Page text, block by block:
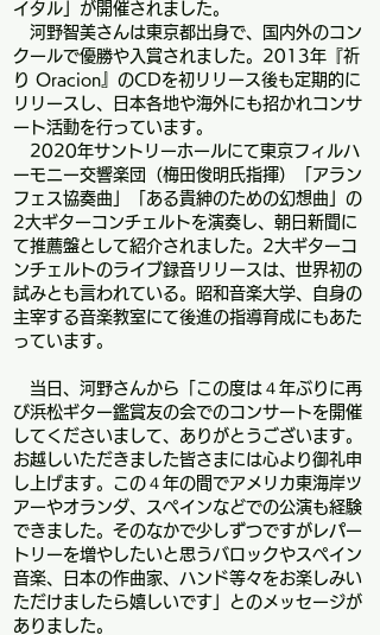
イタル」が開催されました。
河野智美さんは東京都出身で、国内外のコン
クールで優勝や入賞されました。2013年『祈
り Oracion』のCDを初リリース後も定期的に
リリースし、日本各地や海外にも招かれコンサ
ート活動を行っています。
2020年サントリーホールにて東京フィルハ
ーモニー交響楽団（梅田俊明氏指揮）「アラン
フェス協奏曲」「ある貴紳のための幻想曲」の
2大ギターコンチェルトを演奏し、朝日新聞に
て推薦盤として紹介されました。2大ギターコ
ンチェルトのライブ録音リリースは、世界初の
試みとも言われている。昭和音楽大学、自身の
主宰する音楽教室にて後進の指導育成にもあた
っています。
当日、河野さんから「この度は４年ぶりに再
び浜松ギター鑑賞友の会でのコンサートを開催
してくださいまして、ありがとうございます。
お越しいただきました皆さまには心より御礼申
し上げます。この４年の間でアメリカ東海岸ツ
アーやオランダ、スペインなどでの公演も経験
できました。そのなかで少しずつですがレパー
トリーを増やしたいと思うバロックやスペイン
音楽、日本の作曲家、ハンド等々をお楽しみい
ただけましたら嬉しいです」とのメッセージが
ありました。